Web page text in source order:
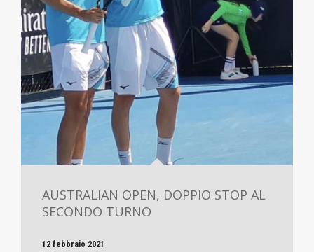
AUSTRALIAN OPEN, DOPPIO STOP AL
SECONDO TURNO
12 febbraio 2021